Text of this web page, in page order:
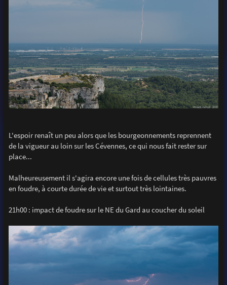
L'espoir renaît un peu alors que les bourgeonnements reprennent
de la vigueur au loin sur les Cévennes, ce qui nous fait rester sur
place...
Malheureusement il s'agira encore une fois de cellules très pauvres
en foudre, à courte durée de vie et surtout très lointaines.
21h00 : impact de foudre sur le NE du Gard au coucher du soleil